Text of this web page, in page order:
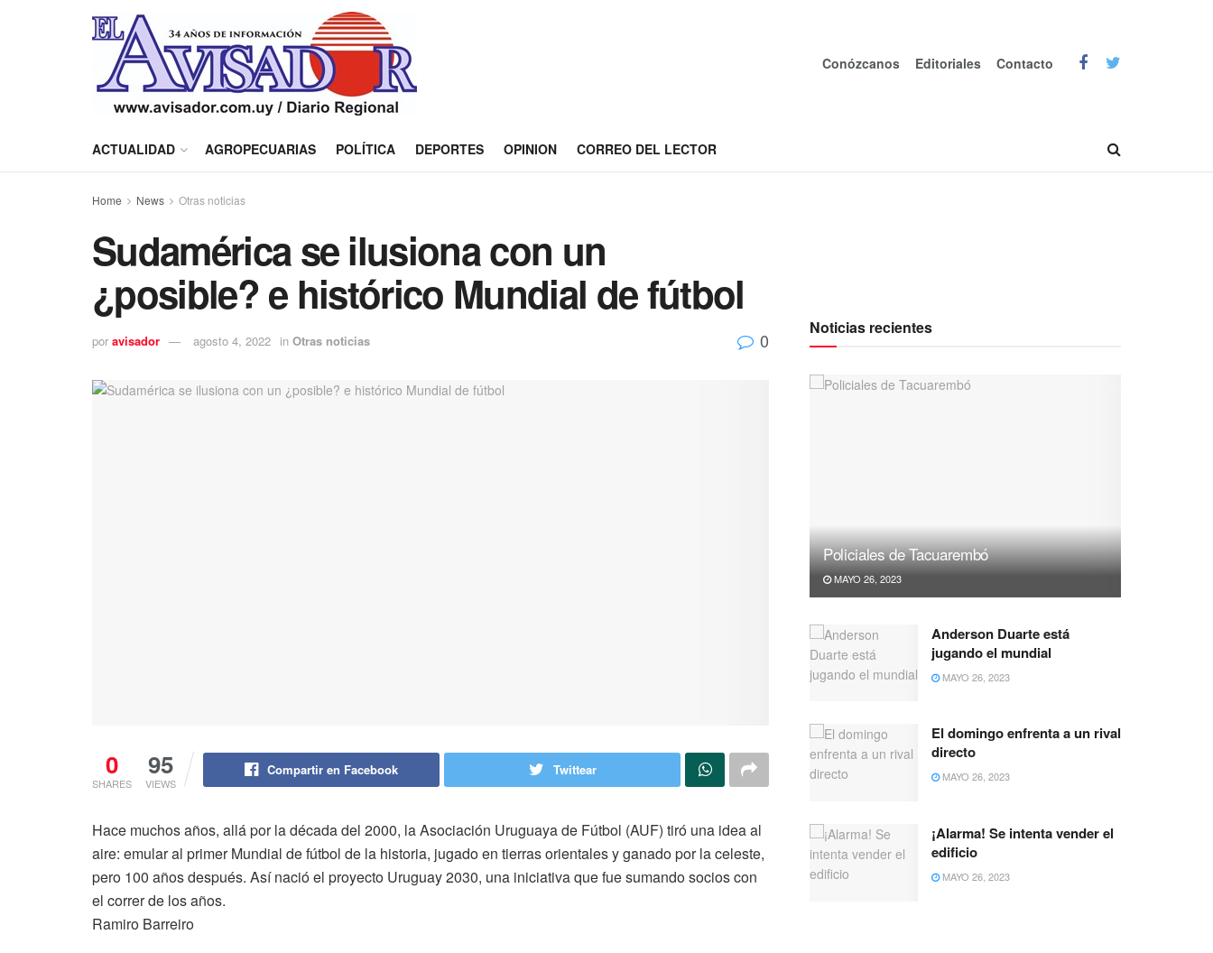
Conózcanos Editoriales Contacto
ACTUALIDAD AGROPECUARIAS POLÍTICA DEPORTES OPINION CORREO DEL LECTOR
Home News Otras noticias
Sudamérica se ilusiona con un
¿posible? e histórico Mundial de fútbol
por avisador agosto 4, 2022 in Otras noticias 0
0
SHARES
95
VIEWS
Compartir en Facebook Twittear
Hace muchos años, allá por la década del 2000, la Asociación Uruguaya de Fútbol (AUF) tiró una idea al
aire: emular al primer Mundial de fútbol de la historia, jugado en tierras orientales y ganado por la celeste,
pero 100 años después. Así nació el proyecto Uruguay 2030, una iniciativa que fue sumando socios con
el correr de los años.
Ramiro Barreiro
Noticias recientes
Policiales de Tacuarembó
MAYO 26, 2023
Anderson Duarte está
jugando el mundial
MAYO 26, 2023
El domingo enfrenta a un rival
directo
MAYO 26, 2023
¡Alarma! Se intenta vender el
edificio
MAYO 26, 2023